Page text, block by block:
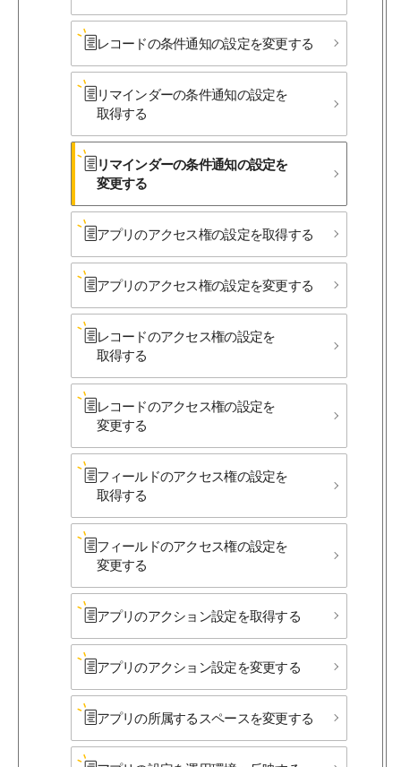
レコードの​条件通知の​設定を​変更する
リマインダーの​条件通知の​設定を​
取得する
リマインダーの​条件通知の​設定を​
変更する
アプリの​アクセス権の​設定を​取得する
アプリの​アクセス権の​設定を​変更する
レコードの​アクセス権の​設定を​
取得する
レコードの​アクセス権の​設定を​
変更する
フィールドの​アクセス権の​設定を​
取得する
フィールドの​アクセス権の​設定を​
変更する
アプリの​アクション設定を​取得する
アプリの​アクション設定を​変更する
アプリの​所属する​スペースを​変更する